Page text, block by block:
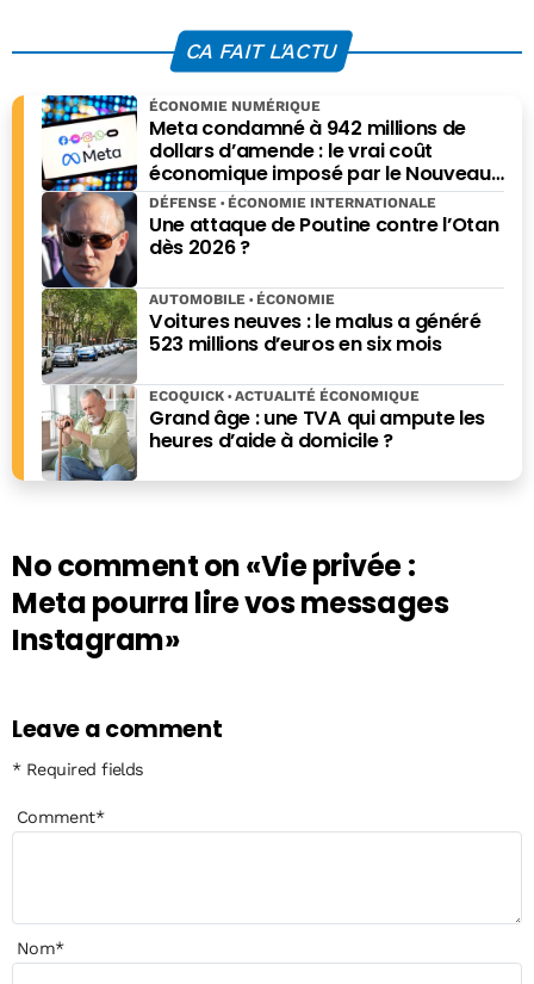
Radiall s’allient
CA FAIT L'ACTU
Meta condamné à 942 millions de
dollars d’amende : le vrai coût
économique imposé par le Nouveau-
Mexique
ÉCONOMIE NUMÉRIQUE
Une attaque de Poutine contre l’Otan
dès 2026 ?
DÉFENSE ÉCONOMIE INTERNATIONALE
Voitures neuves : le malus a généré
523 millions d’euros en six mois
AUTOMOBILE ÉCONOMIE
Grand âge : une TVA qui ampute les
heures d’aide à domicile ?
ECOQUICK ACTUALITÉ ÉCONOMIQUE
No comment on«Vie privée :
Meta pourra lire vos messages
Instagram»
Leave a comment
* Required fields
Comment*
Nom*